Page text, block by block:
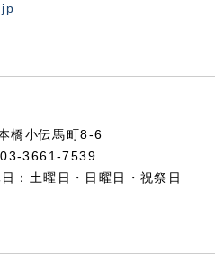
橋小伝馬町8-6
3661-7539
：土曜日・日曜日・祝祭日